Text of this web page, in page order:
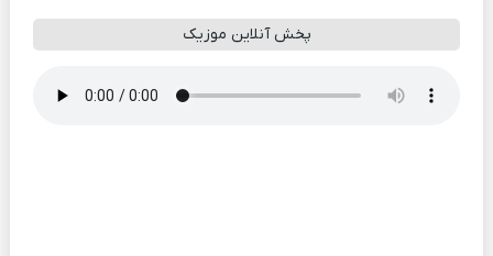
پخش آنلاین موزیک